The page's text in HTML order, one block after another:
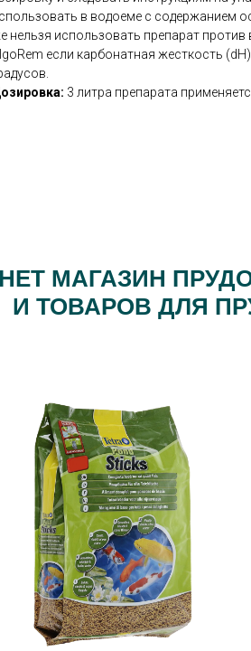
в водоеме с содержанием
нельзя использовать препарат против
если карбонатная жесткость
3 литра препарата
МАГАЗИН
И ТОВАРОВ ДЛЯ